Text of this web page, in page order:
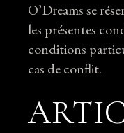
O’Dreams se
les présentes
conditions
cas de conflit.